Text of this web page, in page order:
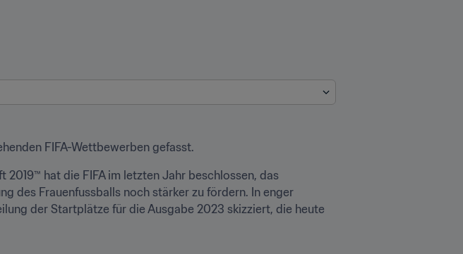
FIFA-Wettbewerben gefasst.
hat die FIFA im letzten Jahr beschlossen, das
des Frauenfussballs noch stärker zu fördern. In enger
der Startplätze für die Ausgabe 2023 skizziert, die heute